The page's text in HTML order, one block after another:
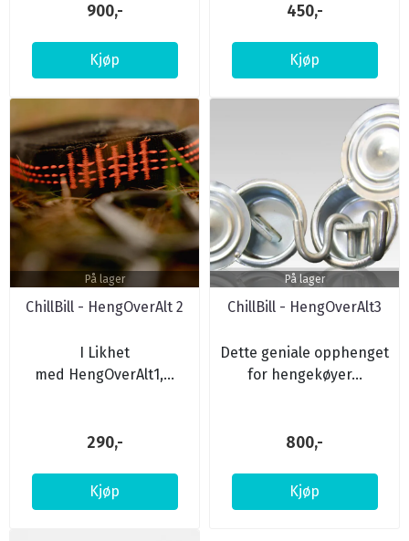
900,-
Kjøp
450,-
Kjøp
På lager
ChillBill - HengOverAlt 2
I Likhet
med HengOverAlt1,...
290,-
Kjøp
På lager
ChillBill - HengOverAlt3
Dette geniale opphenget
for hengekøyer...
800,-
Kjøp